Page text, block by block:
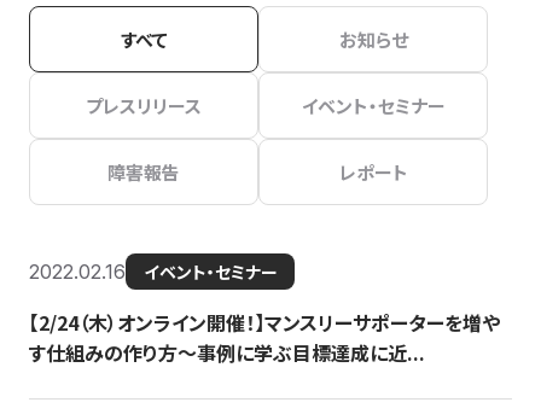
すべて お知らせ
プレスリリース イベント・セミナー
障害報告 レポート
2022.02.16 イベント・セミナー
【2/24（木）オンライン開催！】マンスリーサポーターを増や
す仕組みの作り方〜事例に学ぶ目標達成に近...